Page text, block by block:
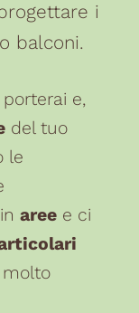
i
balconi.
e,
del tuo
le
aree e ci
molto